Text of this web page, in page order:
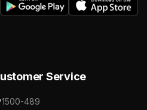
Service
1500-489